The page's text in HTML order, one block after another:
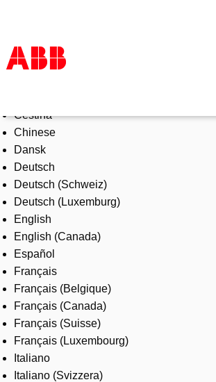
Products & Solutions
Industries
Services
About us
Where to buy
Contact us
Careers
Čeština
Chinese
Dansk
Deutsch
Deutsch (Schweiz)
Deutsch (Luxemburg)
English
English (Canada)
Español
Français
Français (Belgique)
Français (Canada)
Français (Suisse)
Français (Luxembourg)
Italiano
Italiano (Svizzera)